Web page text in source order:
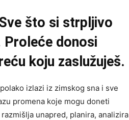
što si strpljivo
Proleće donosi
koju zaslužuješ.
izlazi iz zimskog sna i sve
promena koje mogu doneti
unapred, planira, analizira